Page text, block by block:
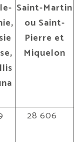
Saint-Martin
ou Saint-
Pierre et
Miquelon
28 606